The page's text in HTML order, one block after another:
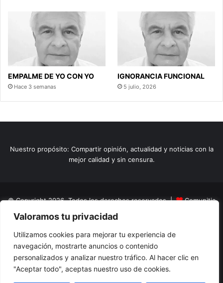
Valoramos tu privacidad
Utilizamos cookies para mejorar tu experiencia de
navegación, mostrarte anuncios o contenido
personalizados y analizar nuestro tráfico. Al hacer clic en
"Aceptar todo", aceptas nuestro uso de cookies.
EMPALME DE YO CON YO
Hace 3 semanas
IGNORANCIA FUNCIONAL
5 julio, 2026
Nuestro propósito: Compartir opinión, actualidad y noticias con la
mejor calidad y sin censura.
© Copyright 2026, Todos los derechos reservados |
Comunitic
SAS BICNit 901228106
Home
Actualidad Variedades Opinion Turismo
El Tinteadero
Caricaturas Reportajes
FacebookYouTubeInstagram